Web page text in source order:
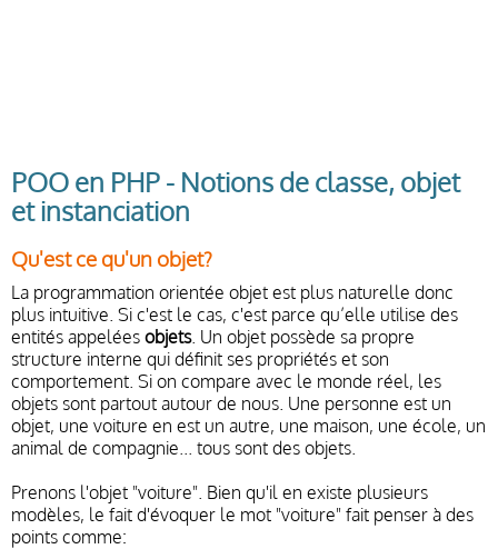
POO en PHP - Notions de classe, objet
et instanciation
Qu'est ce qu'un objet?
La programmation orientée objet est plus naturelle donc
plus intuitive. Si c'est le cas, c'est parce qu’elle utilise des
entités appelées objets. Un objet possède sa propre
structure interne qui définit ses propriétés et son
comportement. Si on compare avec le monde réel, les
objets sont partout autour de nous. Une personne est un
objet, une voiture en est un autre, une maison, une école, un
animal de compagnie... tous sont des objets.
Prenons l'objet "voiture". Bien qu'il en existe plusieurs
modèles, le fait d'évoquer le mot "voiture" fait penser à des
points comme: